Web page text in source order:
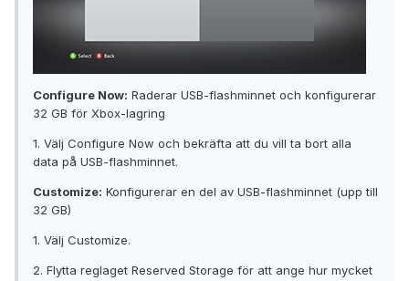
Configure Now: Raderar USB-flashminnet och konfigurerar
32 GB för Xbox-lagring
1. Välj Configure Now och bekräfta att du vill ta bort alla
data på USB-flashminnet.
Customize: Konfigurerar en del av USB-flashminnet (upp till
32 GB)
1. Välj Customize.
2. Flytta reglaget Reserved Storage för att ange hur mycket